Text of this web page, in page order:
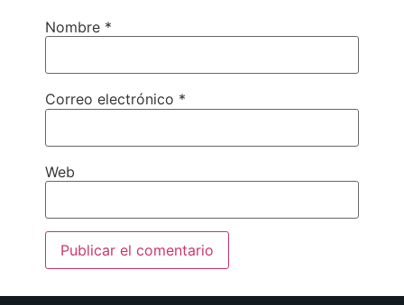
Nombre *
Correo electrónico *
Web